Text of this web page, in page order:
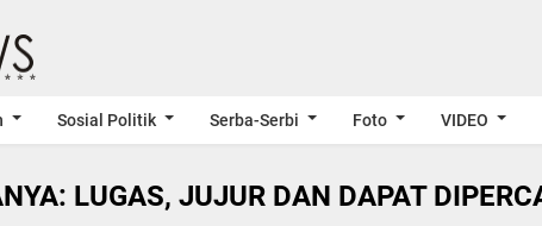
Sosial Politik Serba-Serbi Foto VIDEO
LUGAS, JUJUR DAN DAPAT